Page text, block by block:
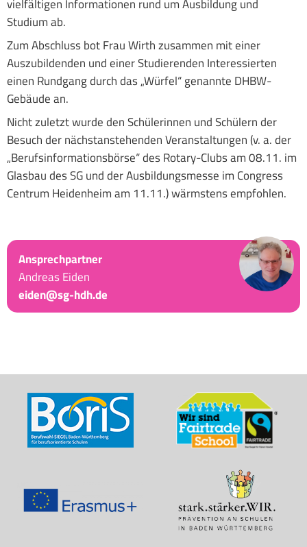
vielfältigen Informationen rund um Ausbildung und
Studium ab.
Zum Abschluss bot Frau Wirth zusammen mit einer
Auszubildenden und einer Studierenden Interessierten
einen Rundgang durch das „Würfel“ genannte DHBW-
Gebäude an.
Nicht zuletzt wurde den Schülerinnen und Schülern der
Besuch der nächstanstehenden Veranstaltungen (v. a. der
„Berufsinformationsbörse“ des Rotary-Clubs am 08.11. im
Glasbau des SG und der Ausbildungsmesse im Congress
Centrum Heidenheim am 11.11.) wärmstens empfohlen.
Ansprechpartner
Andreas Eiden
eiden@sg-hdh.de